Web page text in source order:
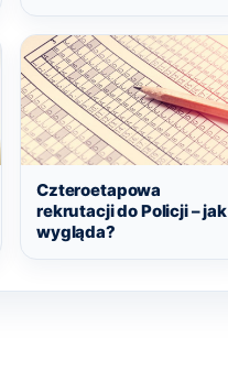
Czteroetapowa
rekrutacji do Policji – jak
wygląda?